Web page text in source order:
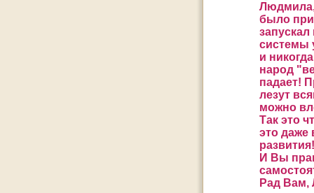
Людмила,
было
системы
и
народ
падает!
лезут
можно
Так это
это даже
развития!
И Вы
Рад